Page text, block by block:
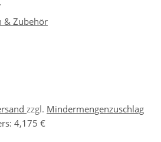
& Zubehör
zzgl. Mindermengenzuschlag
: 4,175 €